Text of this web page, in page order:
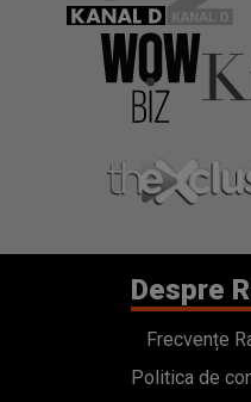
Despre
Frecvențe
Politica de